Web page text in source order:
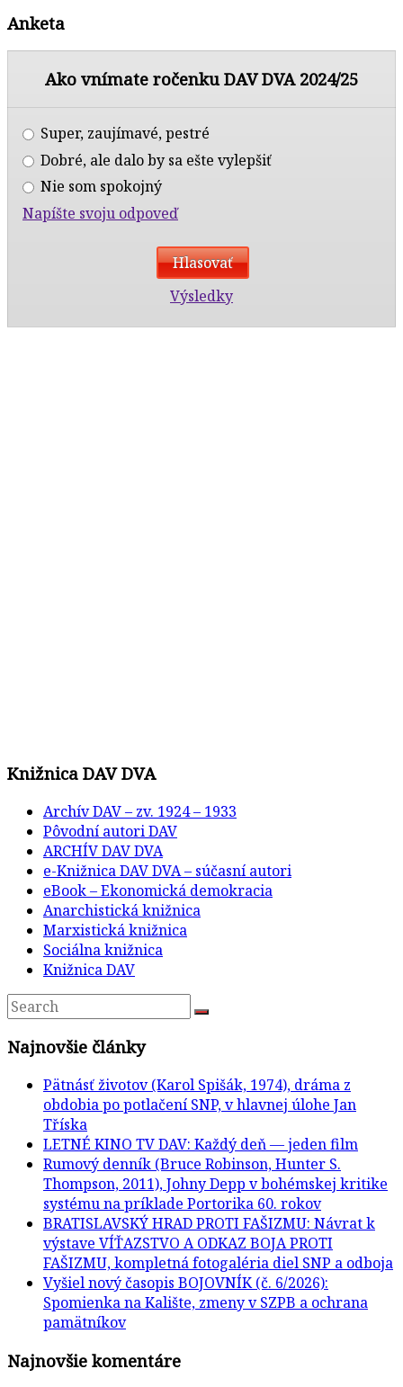
Anketa
Ako vnímate ročenku DAV DVA 2024/25
Super, zaujímavé, pestré
Dobré, ale dalo by sa ešte vylepšiť
Nie som spokojný
Napíšte svoju odpoveď
Výsledky
Knižnica DAV DVA
Archív DAV – zv. 1924 – 1933
Pôvodní autori DAV
ARCHÍV DAV DVA
e-Knižnica DAV DVA – súčasní autori
eBook – Ekonomická demokracia
Anarchistická knižnica
Marxistická knižnica
Sociálna knižnica
Knižnica DAV
Najnovšie články
Pätnásť životov (Karol Spišák, 1974), dráma z
obdobia po potlačení SNP, v hlavnej úlohe Jan
Tříska
LETNÉ KINO TV DAV: Každý deň — jeden film
Rumový denník (Bruce Robinson, Hunter S.
Thompson, 2011), Johny Depp v bohémskej kritike
systému na príklade Portorika 60. rokov
BRATISLAVSKÝ HRAD PROTI FAŠIZMU: Návrat k
výstave VÍŤAZSTVO A ODKAZ BOJA PROTI
FAŠIZMU, kompletná fotogaléria diel SNP a odboja
Vyšiel nový časopis BOJOVNÍK (č. 6/2026):
Spomienka na Kalište, zmeny v SZPB a ochrana
pamätníkov
Najnovšie komentáre